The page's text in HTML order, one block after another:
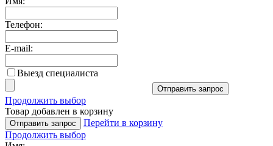
Телефон:
E-mail:
Выезд специалиста
Отправить запрос
Продолжить выбор
Товар добавлен в корзину
Отправить запрос
Перейти в корзину
Продолжить выбор